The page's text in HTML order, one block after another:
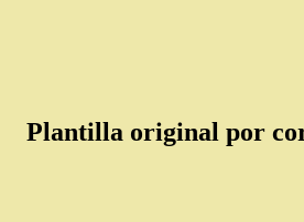
Plantilla original por